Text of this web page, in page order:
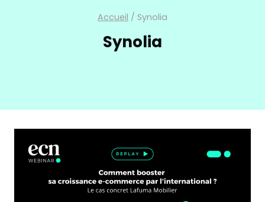
Accueil / Synolia
Synolia